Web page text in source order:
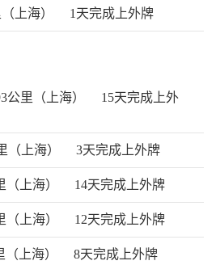
上海） 1天完成上外牌
公里（上海）
15天完成上外
（上海） 3天完成上外牌
（上海） 14天完成上外牌
（上海） 12天完成上外牌
（上海） 8天完成上外牌